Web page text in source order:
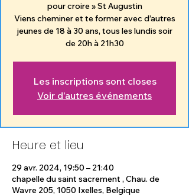
pour croire » St Augustin
Viens cheminer et te former avec d’autres
jeunes de 18 à 30 ans, tous les lundis soir
de 20h à 21h30
Les inscriptions sont closes
Voir d'autres événements
Heure et lieu
29 avr. 2024, 19:50 – 21:40
chapelle du saint sacrement , Chau. de
Wavre 205, 1050 Ixelles, Belgique